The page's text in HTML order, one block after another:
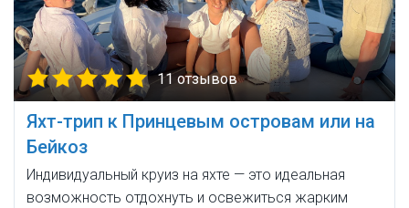
11 отзывов
Яхт-трип к Принцевым островам или на
Бейкоз
Индивидуальный круиз на яхте — это идеальная
возможность отдохнуть и освежиться жарким